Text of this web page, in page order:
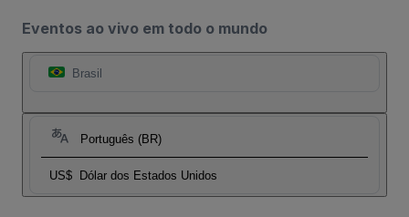
Eventos ao vivo em todo o mundo
Brasil
Português (BR)
US$ Dólar dos Estados Unidos